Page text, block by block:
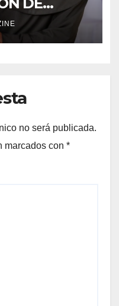
TI,
no será publicada.
marcados con *